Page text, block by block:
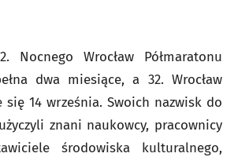
Nocnego Wrocław Półmaratonu
dwa miesiące, a 32. Wrocław
się 14 września. Swoich nazwisk do
znani naukowcy, pracownicy
środowiska kulturalnego,